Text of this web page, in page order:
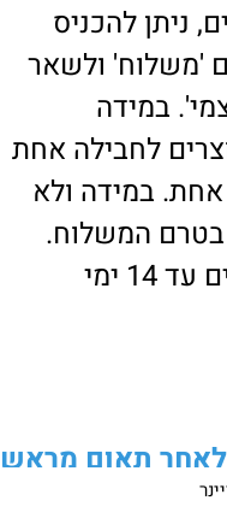
ניתן להכניס
'משלוח' ולשאר
במידה
לחבילה אחת
במידה ולא
המשלוח.
טיפול בהזמנות ברוב המקרים עד 14 ימי
לאחר תאום מראש